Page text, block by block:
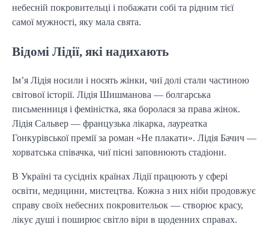
небесній покровительці і побажати собі та рідним тієї
самої мужності, яку мала свята.
Відомі Лідії, які надихають
Ім’я Лідія носили і носять жінки, чиї долі стали частиною
світової історії. Лідія Шишманова — болгарська
письменниця і феміністка, яка боролася за права жінок.
Лідія Сальвер — французька лікарка, лауреатка
Гонкурівської премії за роман «Не плакати». Лідія Бачич —
хорватська співачка, чиї пісні заповнюють стадіони.
В Україні та сусідніх країнах Лідії працюють у сфері
освіти, медицини, мистецтва. Кожна з них ніби продовжує
справу своїх небесних покровительок — створює красу,
лікує душі і поширює світло віри в щоденних справах.